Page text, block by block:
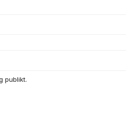
publikt.